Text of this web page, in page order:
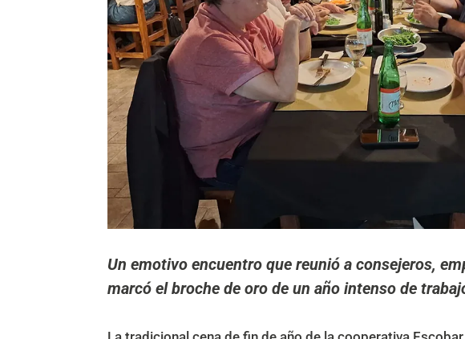
Un emotivo encuentro que reunió a consejeros,
marcó el broche de oro de un año intenso de